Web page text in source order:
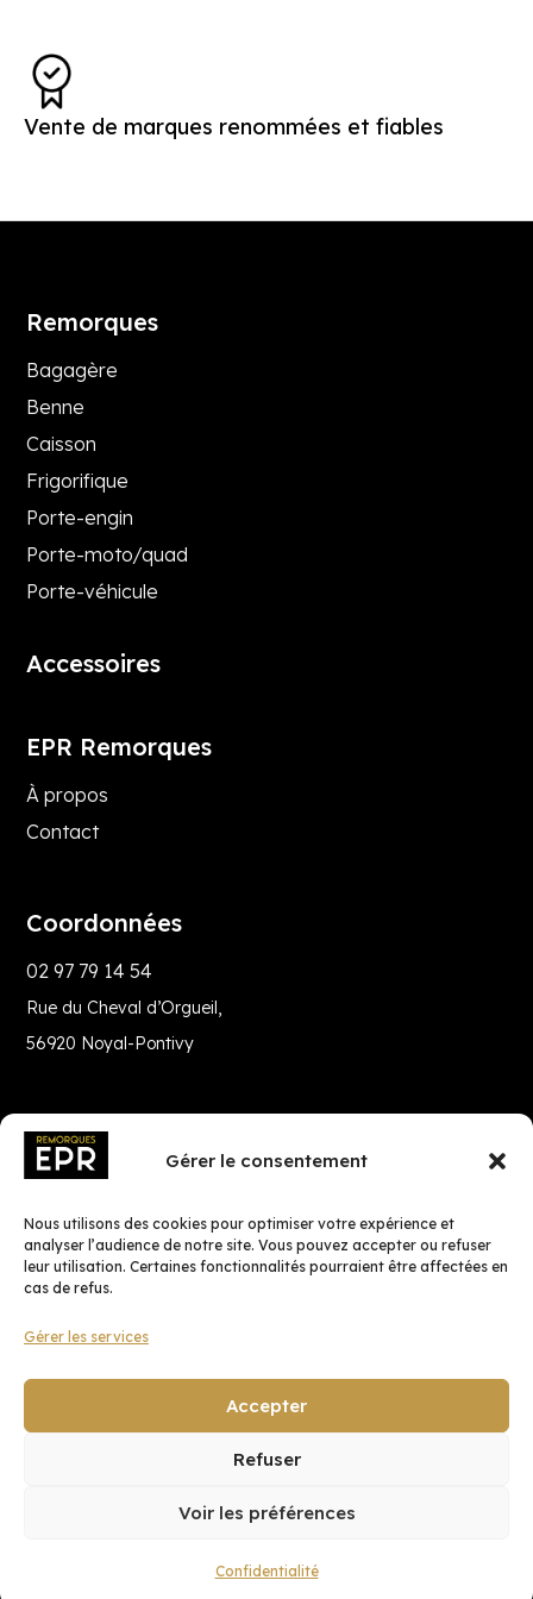
Gérer le consentement
Nous utilisons des cookies pour optimiser votre expérience et
analyser l’audience de notre site. Vous pouvez accepter ou refuser
leur utilisation. Certaines fonctionnalités pourraient être affectées en
cas de refus.
Gérer les services
Accepter
Refuser
Voir les préférences
Confidentialité
Vente de marques renommées et fiables
Remorques
Bagagère
Benne
Caisson
Frigorifique
Porte-engin
Porte-moto/quad
Porte-véhicule
Accessoires
EPR Remorques
À propos
Contact
Coordonnées
02 97 79 14 54
Rue du Cheval d’Orgueil,
56920 Noyal-Pontivy